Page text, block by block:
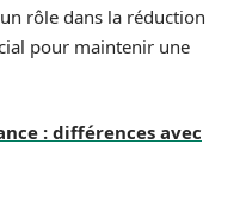
rôle dans la réduction
pour maintenir une
: différences avec